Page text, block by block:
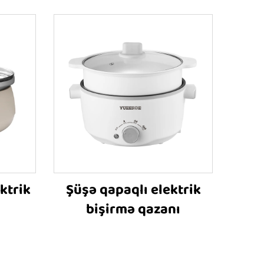
Şüşə qapaqlı elektrik
bişirmə qazanı